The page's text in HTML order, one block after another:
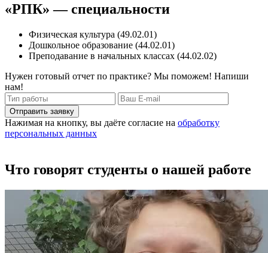
«РПК» — специальности
Физическая культура (49.02.01)
Дошкольное образование (44.02.01)
Преподавание в начальных классах (44.02.02)
Нужен готовый отчет по практике? Мы поможем! Напиши
нам!
Отправить заявку
Нажимая на кнопку, вы даёте согласие на обработку
персональных данных
Что говорят студенты о нашей работе